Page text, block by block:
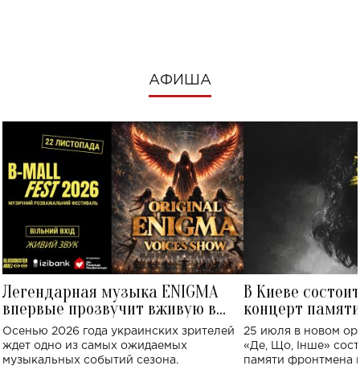
АФИША
Легендарная музыка ENIGMA
впервые прозвучит вживую в
Украине: где состоится концерт
Осенью 2026 года украинских зрителей
ждет одно из самых ожидаемых
музыкальных событий сезона.
В Киеве
концерт
Клименко:
исполнят песни
25 июля в новом
«Де, Що, Інше»
памяти фронтмена